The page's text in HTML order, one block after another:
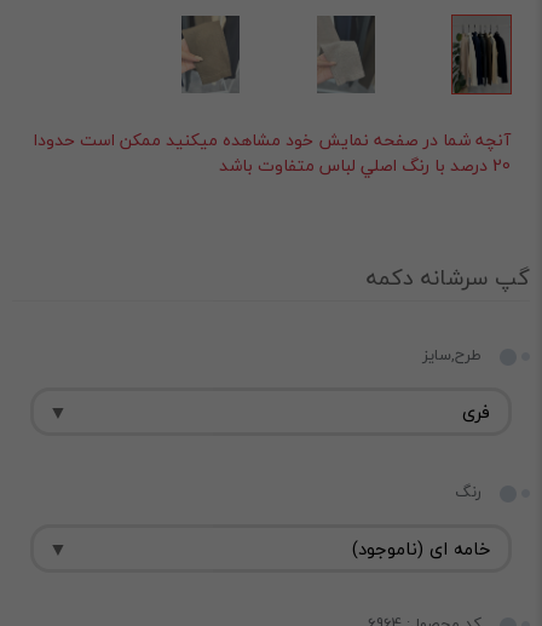
آنچه شما در صفحه نمايش خود مشاهده ميکنيد ممکن است حدودا
20 درصد با رنگ اصلي لباس متفاوت باشد
گپ سرشانه دکمه
طرح,سایز
رنگ